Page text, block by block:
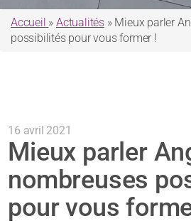
Accueil »Actualités » Mieux parler
possibilités pour vous former !
16 avril 2021
Mieux parler
nombreuses
pour vous